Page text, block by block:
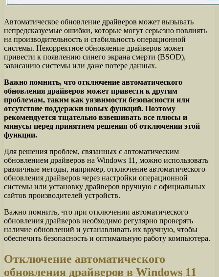
Автоматическое обновление драйверов может вызывать
непредсказуемые ошибки, которые могут серьезно повлиять
на производительность и стабильность операционной
системы. Некорректное обновление драйверов может
привести к появлению синего экрана смерти (BSOD),
зависанию системы или даже потере данных.
Важно помнить, что отключение автоматического
обновления драйверов может привести к другим
проблемам, таким как уязвимости безопасности или
отсутствие поддержки новых функций. Поэтому
рекомендуется тщательно взвешивать все плюсы и
минусы перед принятием решения об отключении этой
функции.
Для решения проблем, связанных с автоматическим
обновлением драйверов на Windows 11, можно использовать
различные методы, например, отключение автоматического
обновления драйверов через настройки операционной
системы или установку драйверов вручную с официальных
сайтов производителей устройств.
Важно помнить, что при отключении автоматического
обновления драйверов необходимо регулярно проверять
наличие обновлений и устанавливать их вручную, чтобы
обеспечить безопасность и оптимальную работу компьютера.
Отключение автоматического
обновления драйверов в Windows 11